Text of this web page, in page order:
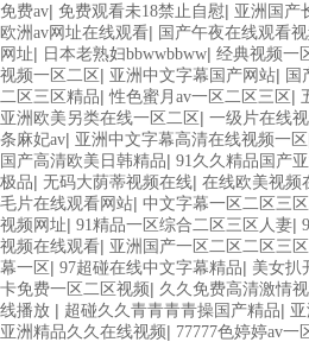
免费av| 免费观看未18禁止自慰| 亚洲国产
欧洲av网址在线观看| 国产午夜在线观看
网址| 日本老熟妇bbwwbbww| 经典视频一
视频一区二区 | 亚洲中文字幕国产网站| 国
二区三区精品|性色蜜月av一区二区三区 |
亚洲欧美另类在线一区二区 | 一级片在线
条麻妃av| 亚洲中文字幕高清在线视频一区
国产高清欧美日韩精品| 91久久精品国产
极品| 无码大荫蒂视频在线| 在线欧美视频
毛片在线观看网站| 中文字幕一区二区三
视频网址| 91精品一区综合二区三区人妻|
视频在线观看| 亚洲国产一区二区二区三
幕一区 | 97超碰在线中文字幕精品| 美女扒
卡免费一区二区视频| 久久免费高清激情
线播放 | 超碰久久青青青青操国产精品|
亚洲精品久久在线视频| 77777色婷婷av一